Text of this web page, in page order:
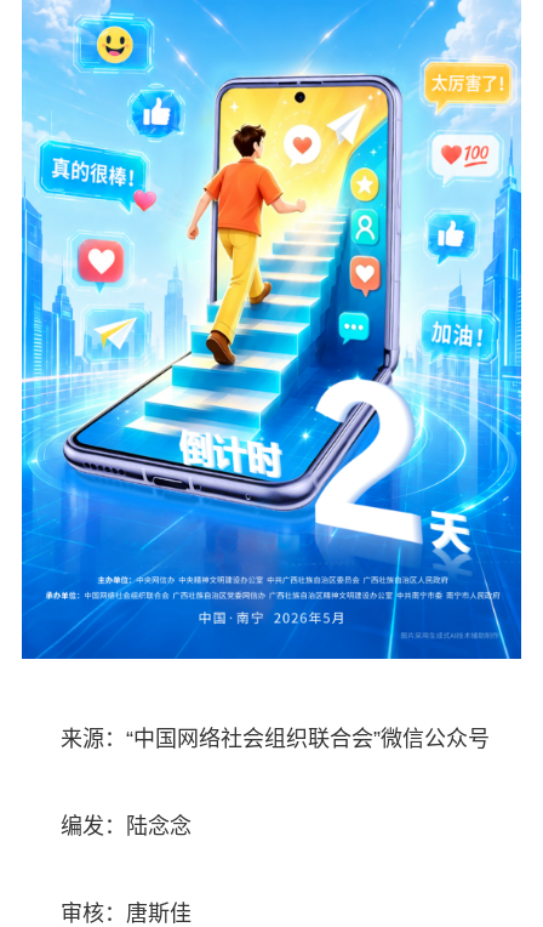
来源：“中国网络社会组织联合会”微信公众号
编发：陆念念
审核：唐斯佳